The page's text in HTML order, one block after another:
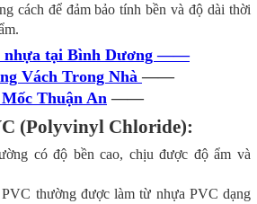
cách để đảm bảo tính bền và độ dài thời
nhựa tại Bình Dương ——
Vách Trong Nhà——
Thuận An ——
(Polyvinyl Chloride):
có độ bền cao, chịu được độ ẩm và
thường được làm từ nhựa PVC dạng